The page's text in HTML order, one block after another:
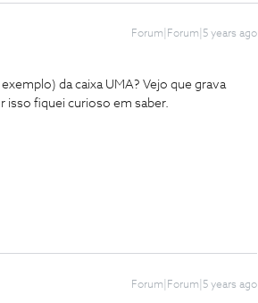
Forum|Forum|5 years ago
da caixa UMA? Vejo que grava
isso fiquei curioso em saber.
Forum|Forum|5 years ago